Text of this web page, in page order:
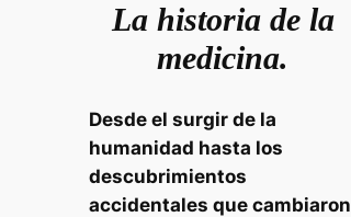
La historia de la
medicina.
Desde el surgir de la
humanidad hasta los
descubrimientos
accidentales que cambiaron